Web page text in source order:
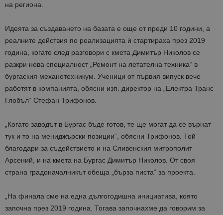
на региона.
Идеята за създаването на базата е още от преди 10 години, а
реалните действия по реализацията ѝ стартираха през 2019
година, когато след разговори с кмета Димитър Николов се
разкри нова специалност „Ремонт на летателна техника“ в
бургаския механотехникум. Ученици от първия випуск вече
работят в компанията, обясни изп. директор на „Електра Транс
Глобъл“ Стефан Трифонов.
„Когато заводът в Бургас бъде готов, те ще могат да се върнат
тук и то на мениджърски позиции“, обясни Трифонов. Той
благодари за съдействието и на Сливенския митрополит
Арсений, и на кмета на Бургас Димитър Николов. От своя
страна градоначалникът обеща „бърза писта“ за проекта.
„На финала сме на една дългогодишна инициатива, която
започна през 2019 година. Тогава започнахме да говорим за